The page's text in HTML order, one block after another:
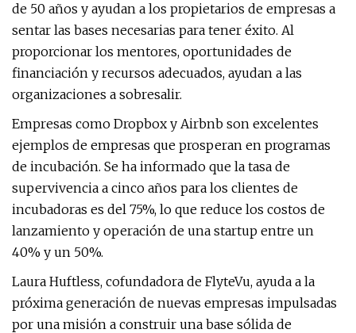
de 50 años y ayudan a los propietarios de empresas a
sentar las bases necesarias para tener éxito. Al
proporcionar los mentores, oportunidades de
financiación y recursos adecuados, ayudan a las
organizaciones a sobresalir.
Empresas como Dropbox y Airbnb son excelentes
ejemplos de empresas que prosperan en programas
de incubación. Se ha informado que la tasa de
supervivencia a cinco años para los clientes de
incubadoras es del 75%, lo que reduce los costos de
lanzamiento y operación de una startup entre un
40% y un 50%.
Laura Huftless, cofundadora de FlyteVu, ayuda a la
próxima generación de nuevas empresas impulsadas
por una misión a construir una base sólida de